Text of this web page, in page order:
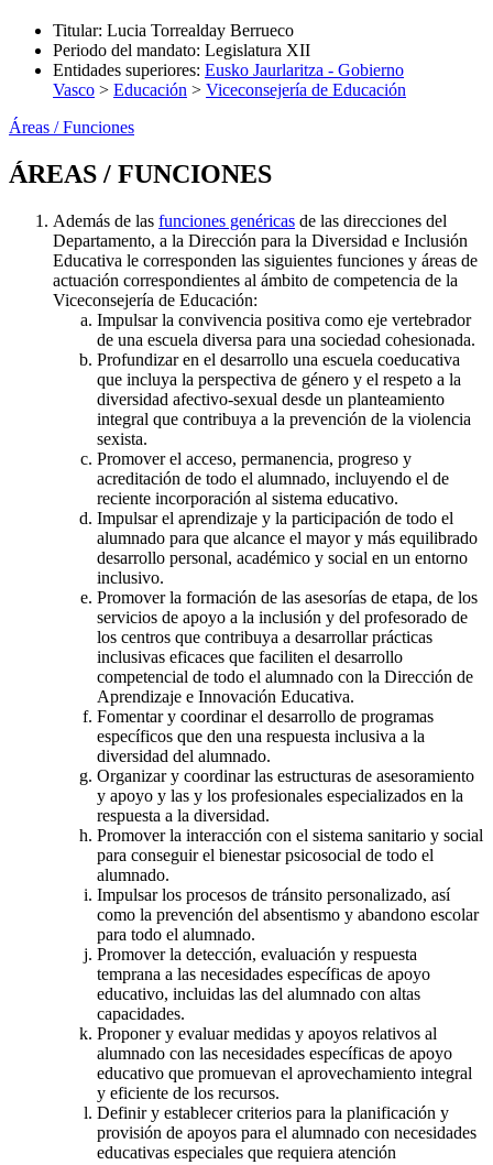
Titular: Lucia Torrealday Berrueco
Periodo del mandato: Legislatura XII
Entidades superiores: Eusko Jaurlaritza - Gobierno
Vasco > Educación > Viceconsejería de Educación
Áreas / Funciones
ÁREAS / FUNCIONES
Además de las funciones genéricas de las direcciones del
Departamento, a la Dirección para la Diversidad e Inclusión
Educativa le corresponden las siguientes funciones y áreas de
actuación correspondientes al ámbito de competencia de la
Viceconsejería de Educación:
Impulsar la convivencia positiva como eje vertebrador
de una escuela diversa para una sociedad cohesionada.
Profundizar en el desarrollo una escuela coeducativa
que incluya la perspectiva de género y el respeto a la
diversidad afectivo-sexual desde un planteamiento
integral que contribuya a la prevención de la violencia
sexista.
Promover el acceso, permanencia, progreso y
acreditación de todo el alumnado, incluyendo el de
reciente incorporación al sistema educativo.
Impulsar el aprendizaje y la participación de todo el
alumnado para que alcance el mayor y más equilibrado
desarrollo personal, académico y social en un entorno
inclusivo.
Promover la formación de las asesorías de etapa, de los
servicios de apoyo a la inclusión y del profesorado de
los centros que contribuya a desarrollar prácticas
inclusivas eficaces que faciliten el desarrollo
competencial de todo el alumnado con la Dirección de
Aprendizaje e Innovación Educativa.
Fomentar y coordinar el desarrollo de programas
específicos que den una respuesta inclusiva a la
diversidad del alumnado.
Organizar y coordinar las estructuras de asesoramiento
y apoyo y las y los profesionales especializados en la
respuesta a la diversidad.
Promover la interacción con el sistema sanitario y social
para conseguir el bienestar psicosocial de todo el
alumnado.
Impulsar los procesos de tránsito personalizado, así
como la prevención del absentismo y abandono escolar
para todo el alumnado.
Promover la detección, evaluación y respuesta
temprana a las necesidades específicas de apoyo
educativo, incluidas las del alumnado con altas
capacidades.
Proponer y evaluar medidas y apoyos relativos al
alumnado con las necesidades específicas de apoyo
educativo que promuevan el aprovechamiento integral
y eficiente de los recursos.
Definir y establecer criterios para la planificación y
provisión de apoyos para el alumnado con necesidades
educativas especiales que requiera atención